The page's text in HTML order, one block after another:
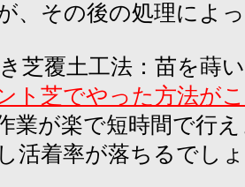
、その後の処理によ
芝覆土工法：苗を蒔
ト芝でやった方法が
が楽で短時間で行え
活着率が落ちるでし